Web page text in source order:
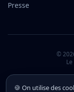
🍪 On utilise des
Presse
©